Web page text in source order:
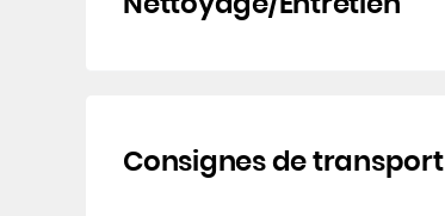
Consignes de transport